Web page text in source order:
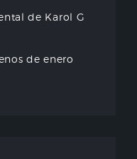
de Karol G
de enero